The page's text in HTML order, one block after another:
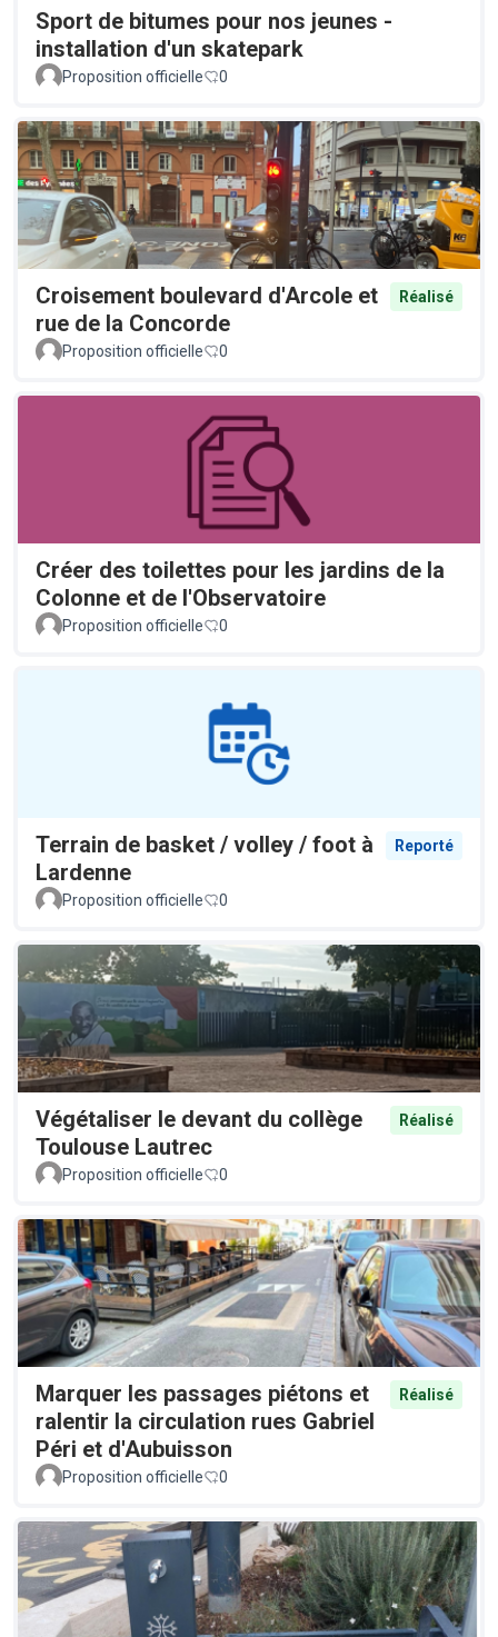
Sport de bitumes pour nos jeunes -
installation d'un skatepark
Proposition officielle 0
Croisement boulevard d'Arcole et
rue de la Concorde
Réalisé
Proposition officielle 0
Créer des toilettes pour les jardins de la
Colonne et de l'Observatoire
Proposition officielle 0
Terrain de basket / volley / foot à
Lardenne
Reporté
Proposition officielle 0
Végétaliser le devant du collège
Toulouse Lautrec
Réalisé
Proposition officielle 0
Marquer les passages piétons et
ralentir la circulation rues Gabriel
Péri et d'Aubuisson
Réalisé
Proposition officielle 0